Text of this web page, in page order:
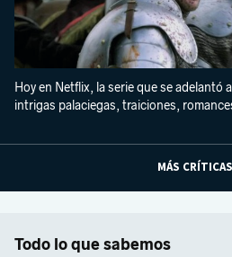
Hoy en Netflix, la serie que se adelantó
intrigas palaciegas, traiciones,
MÁS CRÍTICAS
Todo lo que sabemos